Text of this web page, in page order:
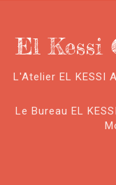
El Kessi
L'Atelier EL KESSI
Le Bureau EL